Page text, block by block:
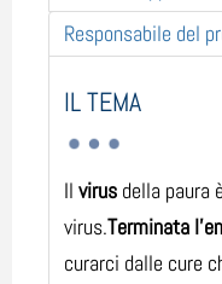
Responsabile del
IL TEMA
Il virus della paura
virus.Terminata
curarci dalle cure